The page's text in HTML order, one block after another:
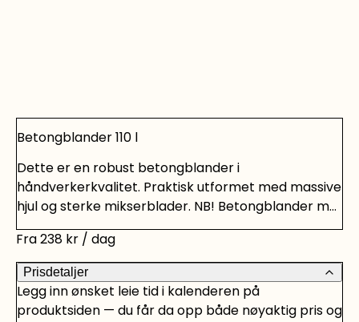
Betongblander 110 l
Dette er en robust betongblander i
håndverkerkvalitet. Praktisk utformet med massive
hjul og sterke mikserblader. NB! Betongblander må
rengjøres grundig av leietaker. Om den ikke
rengjøres risikerer en at den går i stykker.
**Maskiner hentes inn fra våre
samarbeidspartnere og åpnes for booking på
forespørsel. Leiedøgnet strekker seg derfor fra
Fra238 kr / dag
Prisdetaljer
Legg inn ønsket leie tid i kalenderen på
produktsiden — du får da opp både nøyaktig pris og